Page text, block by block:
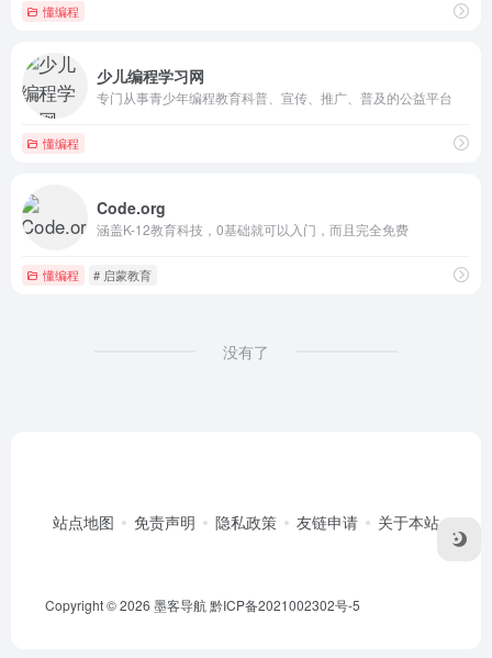
懂编程
少儿编程学习网
专门从事青少年编程教育科普、宣传、推广、普及的公益平台
懂编程
Code.org
涵盖K-12教育科技，0基础就可以入门，而且完全免费
懂编程 # 启蒙教育
没有了
站点地图 免责声明 隐私政策 友链申请 关于本站
Copyright © 2026 墨客导航黔ICP备2021002302号-5